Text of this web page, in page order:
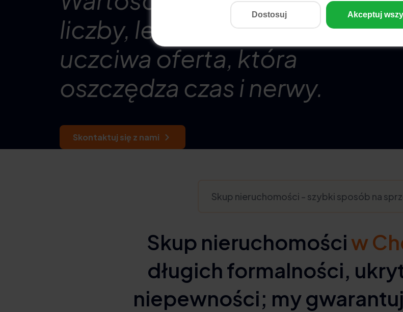
liczby, lecz spokój decyzji i
uczciwa oferta, która
oszczędza czas i nerwy.
Skontaktuj się z nami
Skup nieruchomościw
długich formalności,
niepewności; my
Skup nieruchomości - szybki sposób na
Dostosuj Akceptuj